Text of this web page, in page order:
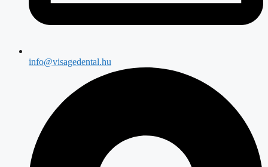
info@visagedental.hu